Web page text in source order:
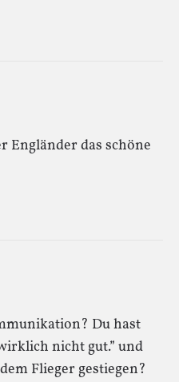
Engländer das schöne
Du hast
nicht gut.” und
Flieger gestiegen?